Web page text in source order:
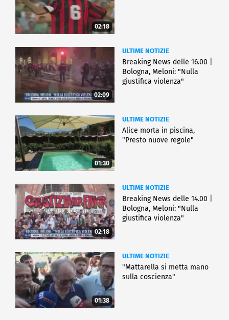
02:18
02:09
ULTIME NOTIZIE
Breaking News delle 16.00 |
Bologna, Meloni: "Nulla
giustifica violenza"
01:30
ULTIME NOTIZIE
Alice morta in piscina,
"Presto nuove regole"
02:18
ULTIME NOTIZIE
Breaking News delle 14.00 |
Bologna, Meloni: "Nulla
giustifica violenza"
01:38
ULTIME NOTIZIE
"Mattarella si metta mano
sulla coscienza"